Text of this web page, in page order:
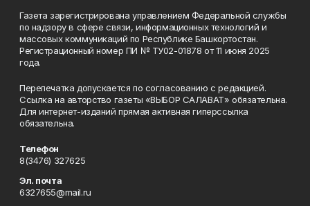
Газета зарегистрирована управлением Федеральной службы
по надзору в сфере связи, информационных технологий и
массовых коммуникаций по Республике Башкортостан.
Регистрационный номер ПИ № ТУ02-01878 от 11 июня 2025
года.
Перепечатка допускается по согласованию с редакцией.
Ссылка на авторство газеты «ВЫБОР САЛАВАТ» обязательна.
Для интернет-изданий прямая активная гиперссылка
обязательна.
Телефон
8(3476) 327625
Эл. почта
6327655@mail.ru